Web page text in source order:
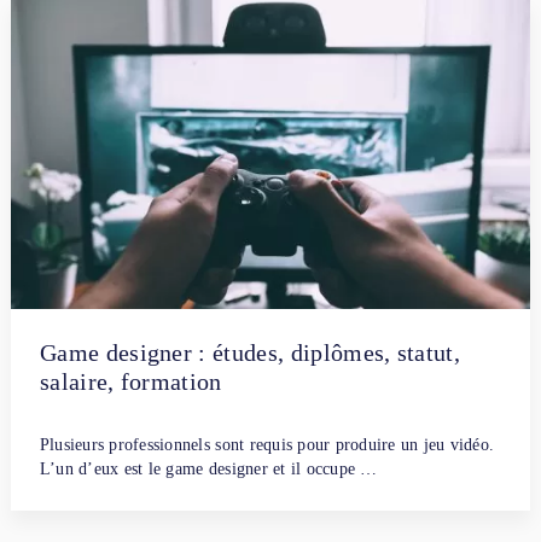
Game designer : études, diplômes, statut,
salaire, formation
Plusieurs professionnels sont requis pour produire un jeu vidéo.
L’un d’eux est le game designer et il occupe …